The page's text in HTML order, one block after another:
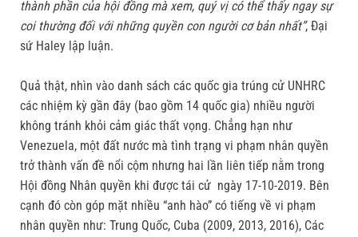
thành phần của hội đồng mà xem, quý vị có thể thấy ngay sự
coi thường đối với những quyền con người cơ bản nhất”, Đại
sứ Haley lập luận.
Quả thật, nhìn vào danh sách các quốc gia trúng cử UNHRC
các nhiệm kỳ gần đây (bao gồm 14 quốc gia) nhiều người
không tránh khỏi cảm giác thất vọng. Chẳng hạn như
Venezuela, một đất nước mà tình trạng vi phạm nhân quyền
trở thành vấn đề nổi cộm nhưng hai lần liên tiếp nằm trong
Hội đồng Nhân quyền khi được tái cử ngày 17-10-2019. Bên
cạnh đó còn góp mặt nhiều “anh hào” có tiếng về vi phạm
nhân quyền như: Trung Quốc, Cuba (2009, 2013, 2016), Các